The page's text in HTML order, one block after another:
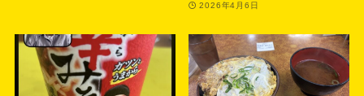
2026年4月6日